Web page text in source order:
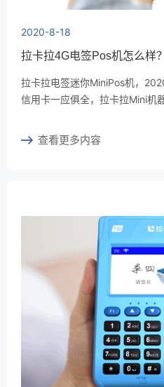
2020-8-18
拉卡拉4G电签Pos机怎么样？
拉卡拉电签迷你MiniPos机，
信用卡一应俱全，拉卡拉Mini机
查看更多内容